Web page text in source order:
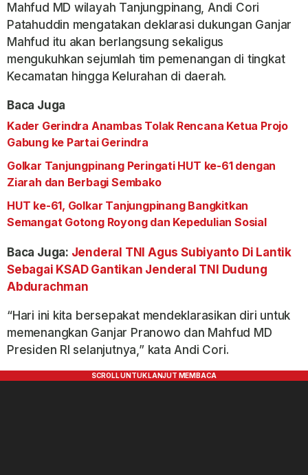
Mahfud MD wilayah Tanjungpinang, Andi Cori
Patahuddin mengatakan deklarasi dukungan Ganjar
Mahfud itu akan berlangsung sekaligus
mengukuhkan sejumlah tim pemenangan di tingkat
Kecamatan hingga Kelurahan di daerah.
Baca Juga
Kader Gerindra Anambas Tolak Rencana Ketua Projo
Gabung ke Partai Gerindra
Golkar Tanjungpinang Peringati HUT ke-61 dengan
Ziarah dan Berbagi Sembako
HUT ke-61, Golkar Tanjungpinang Bangkitkan
Semangat Gotong Royong dan Kepedulian Sosial
Baca Juga: Jenderal TNI Agus Subiyanto Di Lantik
Sebagai KSAD Gantikan Jenderal TNI Dudung
Abdurachman
“Hari ini kita bersepakat mendeklarasikan diri untuk
memenangkan Ganjar Pranowo dan Mahfud MD
Presiden RI selanjutnya,” kata Andi Cori.